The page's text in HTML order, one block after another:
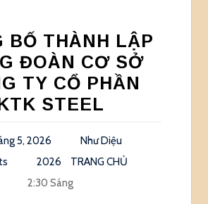
BỐ THÀNH LẬP
ĐOÀN CƠ SỞ
TY CỔ PHẦN
STEEL
5, 2026
Như Diệu
2026
TRANG CHỦ
2:30 Sáng